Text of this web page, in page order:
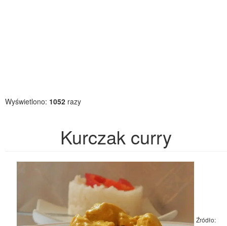
Wyświetlono: 1052 razy
Kurczak curry
Źródło: